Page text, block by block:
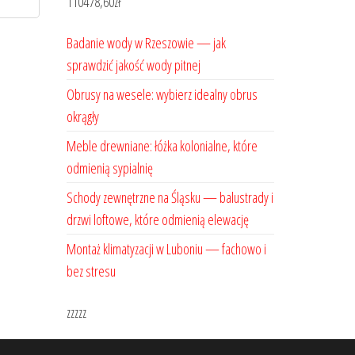
Badanie wody w Rzeszowie — jak
sprawdzić jakość wody pitnej
Obrusy na wesele: wybierz idealny obrus
okrągły
Meble drewniane: łóżka kolonialne, które
odmienią sypialnię
Schody zewnętrzne na Śląsku — balustrady i
drzwi loftowe, które odmienią elewację
Montaż klimatyzacji w Luboniu — fachowo i
bez stresu
zzzzz